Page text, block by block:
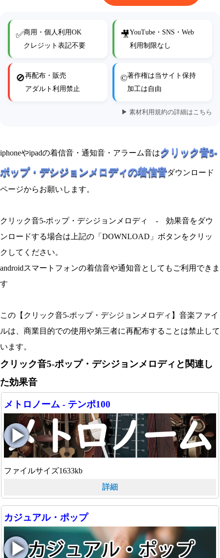
✅商用・個人利用OK
クレジット表記不要
🎥YouTube・SNS・Web
利用制限なし
🚫再配布・販売
アダルト利用禁止
©著作権は当サイト保持
加工は自由
▶ 素材利用規約の詳細はこちら
iphoneやipadの着信音・通知音・アラーム音はクリック音5-
ポップ・デシジョンメロディの着信音ダウンロード
ページからお願いします。
クリック音5-ポップ・デシジョンメロディ - 効果音をダウ
ンロードする場合は上記の「DOWNLOAD」ボタンをクリッ
クしてください。
androidスマートフォンの着信音や通知音としてもご利用できま
す
この【クリック音5-ポップ・デシジョンメロディ】音楽ファイ
ルは、商業目的での使用や第三者に再配布することは禁止して
います。
クリック音5-ポップ・デシジョンメロディと関連し
た効果音
メトロノーム - テンポ100
ファイルサイズ1633kb
詳細
カジュアル・ポップ